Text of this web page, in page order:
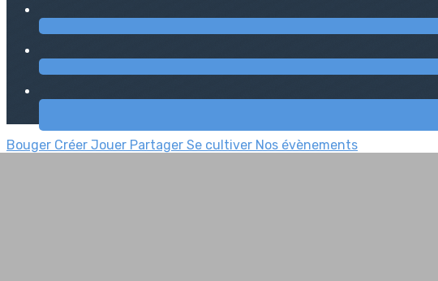
Bouger Créer Jouer Partager Se cultiver Nos évènements